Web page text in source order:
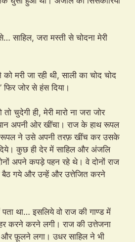
साहिल, जरा मस्ती से चोदना मेरी
को मरी जा रही थी, साली का चोद चोद
जोर से हंस दिया।
चुदेगी ही, मेरी मारो ना जरा जोर
अपनी ओर खींचा। राज के हाथ रूपल
ने उसे अपनी तरफ़ खींच कर उसके
कुछ ही देर में साहिल और अंजलि
अपने कपड़े पहन रहे थे। वे दोनों राज
गये और उन्हें और उत्तेजित करने
था… इसलिये वो राज की गाण्ड में
करने करने लगी। राज की उत्तेजना
फ़ूलने लगा। उधर साहिल ने भी